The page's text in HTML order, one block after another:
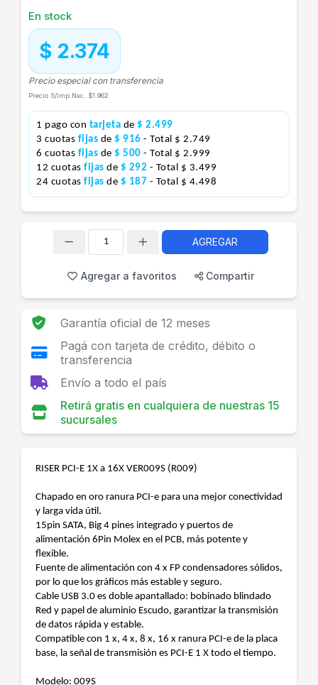
En stock
$ 2.374
Precio especial con transferencia
Precio S/Imp.Nac. $1.962
1 pago con tarjeta de $ 2.499
3 cuotas fijas de $ 916 - Total $ 2.749
6 cuotas fijas de $ 500 - Total $ 2.999
12 cuotas fijas de $ 292 - Total $ 3.499
24 cuotas fijas de $ 187 - Total $ 4.498
AGREGAR
Agregar a favoritos Compartir
Garantía oficial de 12 meses
Pagá con tarjeta de crédito, débito o
transferencia
Envío a todo el país
Retirá gratis en cualquiera de nuestras 15
sucursales
RISER PCI-E 1X a 16X VER009S (R009)
Chapado en oro ranura PCI-e para una mejor conectividad
y larga vida útil.
15pin SATA, Big 4 pines integrado y puertos de
alimentación 6Pin Molex en el PCB, más potente y
flexible.
Fuente de alimentación con 4 x FP condensadores sólidos,
por lo que los gráficos más estable y seguro.
Cable USB 3.0 es doble apantallado: bobinado blindado
Red y papel de aluminio Escudo, garantizar la transmisión
de datos rápida y estable.
Compatible con 1 x, 4 x, 8 x, 16 x ranura PCI-e de la placa
base, la señal de transmisión es PCI-E 1 X todo el tiempo.
Modelo: 009S